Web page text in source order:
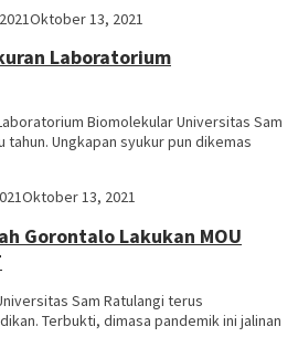
Oktober 13, 2021
Laboratorium
Biomolekular Universitas Sam
tahun. Ungkapan syukur pun dikemas
Oktober 13, 2021
Gorontalo Lakukan MOU
Sam Ratulangi terus
Terbukti, dimasa pandemik ini jalinan